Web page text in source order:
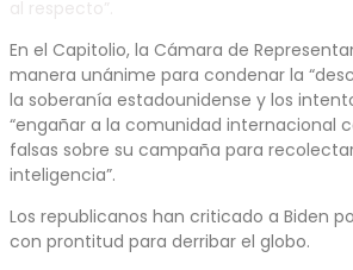
En el Capitolio, la Cámara de
manera unánime para condenar la
la soberanía estadounidense y los
“engañar a la comunidad internacional
falsas sobre su campaña para
inteligencia”.
Los republicanos han criticado a Biden
con prontitud para derribar el globo.